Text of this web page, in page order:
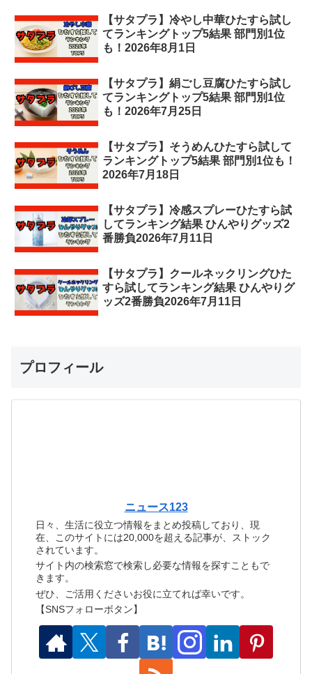
【サタプラ】冷やし中華ひたすら試し
てランキングトップ5結果 部門別1位
も！2026年8月1日
【サタプラ】絹ごし豆腐ひたすら試し
てランキングトップ5結果 部門別1位
も！2026年7月25日
【サタプラ】そうめんひたすら試して
ランキングトップ5結果 部門別1位も！
2026年7月18日
【サタプラ】冷感スプレーひたすら試
してランキング結果 ひんやりグッズ2
番勝負2026年7月11日
【サタプラ】クールネックリングひた
すら試してランキング結果 ひんやりグ
ッズ2番勝負2026年7月11日
プロフィール
ニュース123
日々、生活に役立つ情報をまとめ投稿しており、現
在、このサイトには20,000を超える記事が、ストック
されています。
サイト内の検索窓で検索し必要な情報を探すこともで
きます。
ぜひ、ご活用くださいお役に立てれば幸いです。
【SNSフォローボタン】